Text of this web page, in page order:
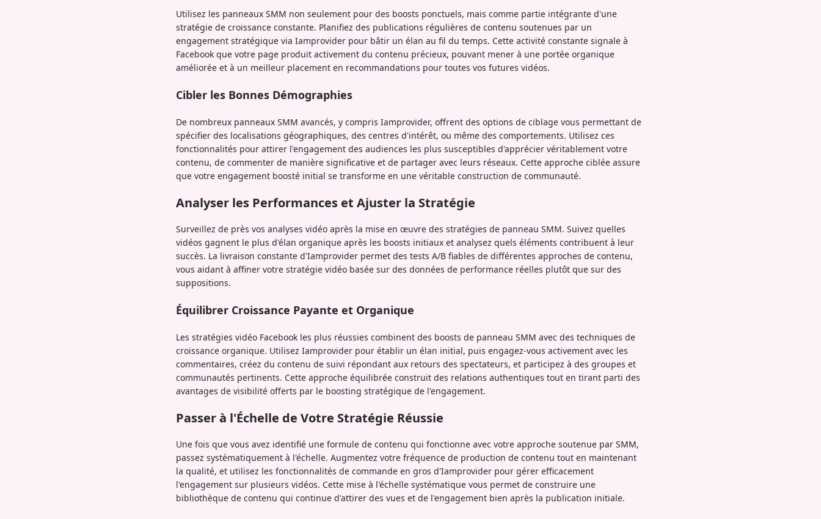
Utilisez les panneaux SMM non seulement pour des boosts ponctuels, mais comme partie intégrante d'une
stratégie de croissance constante. Planifiez des publications régulières de contenu soutenues par un
engagement stratégique via Iamprovider pour bâtir un élan au fil du temps. Cette activité constante signale à
Facebook que votre page produit activement du contenu précieux, pouvant mener à une portée organique
améliorée et à un meilleur placement en recommandations pour toutes vos futures vidéos.
Cibler les Bonnes Démographies
De nombreux panneaux SMM avancés, y compris Iamprovider, offrent des options de ciblage vous permettant de
spécifier des localisations géographiques, des centres d'intérêt, ou même des comportements. Utilisez ces
fonctionnalités pour attirer l'engagement des audiences les plus susceptibles d'apprécier véritablement votre
contenu, de commenter de manière significative et de partager avec leurs réseaux. Cette approche ciblée assure
que votre engagement boosté initial se transforme en une véritable construction de communauté.
Analyser les Performances et Ajuster la Stratégie
Surveillez de près vos analyses vidéo après la mise en œuvre des stratégies de panneau SMM. Suivez quelles
vidéos gagnent le plus d'élan organique après les boosts initiaux et analysez quels éléments contribuent à leur
succès. La livraison constante d'Iamprovider permet des tests A/B fiables de différentes approches de contenu,
vous aidant à affiner votre stratégie vidéo basée sur des données de performance réelles plutôt que sur des
suppositions.
Équilibrer Croissance Payante et Organique
Les stratégies vidéo Facebook les plus réussies combinent des boosts de panneau SMM avec des techniques de
croissance organique. Utilisez Iamprovider pour établir un élan initial, puis engagez-vous activement avec les
commentaires, créez du contenu de suivi répondant aux retours des spectateurs, et participez à des groupes et
communautés pertinents. Cette approche équilibrée construit des relations authentiques tout en tirant parti des
avantages de visibilité offerts par le boosting stratégique de l'engagement.
Passer à l'Échelle de Votre Stratégie Réussie
Une fois que vous avez identifié une formule de contenu qui fonctionne avec votre approche soutenue par SMM,
passez systématiquement à l'échelle. Augmentez votre fréquence de production de contenu tout en maintenant
la qualité, et utilisez les fonctionnalités de commande en gros d'Iamprovider pour gérer efficacement
l'engagement sur plusieurs vidéos. Cette mise à l'échelle systématique vous permet de construire une
bibliothèque de contenu qui continue d'attirer des vues et de l'engagement bien après la publication initiale.